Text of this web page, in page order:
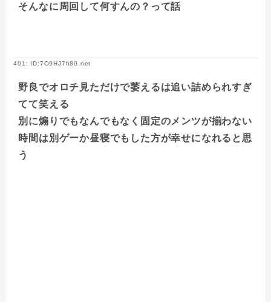
そんなに周回して何すんの？って話
401: ID:7O9HJ7h80.net
野良でオロチ見ただけで萎えるは追い詰められすぎ
てて笑える
別に煽りでもなんでもなく固定のメンツが揃わない
時間は別ゲーか昼寝でもした方が幸せになれると思
う